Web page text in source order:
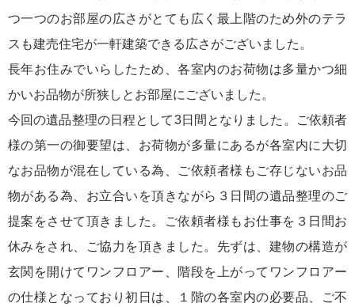
つ一つのお部屋の広さがとても広く最上階のため外のテラ
スも建売住宅が一軒建築できる広さがございました。
長年お住みでいらしたため、各室内のお荷物は多量かつ細
かいお品物が所狭しとお部屋にございました。
今回の遺品整理の日程として3日間となりました。ご依頼者
様の第一の御要望は、お荷物が多量にあるが各室内に大切
なお品物が混在している為、ご依頼者様もご存じないお品
物がある為、お立合いを頂きながら３日間の遺品整理のご
提案をさせて頂きました。ご依頼者様もお仕事を３日間お
休みをされ、ご協力を頂きました。先ずは、建物の構造が
玄関を開けてワンフロアー、階段を上がってワンフロアー
の仕様となっており初日は、１階の各室内の必要品、ご不